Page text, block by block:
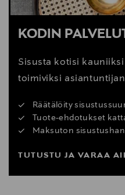
KODIN
Sisusta kotisi
toimiviksi
Räätälöity
Tuote-ehdotukset
Maksuton
TUTUSTU JA VARAA